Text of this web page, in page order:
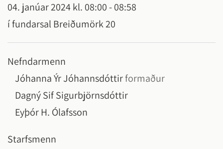
04. janúar 2024 kl. 08:00 - 08:58
í fundarsal Breiðumörk 20
Nefndarmenn
Jóhanna Ýr Jóhannsdóttirformaður
Dagný Sif Sigurbjörnsdóttir
Eyþór H. Ólafsson
Starfsmenn